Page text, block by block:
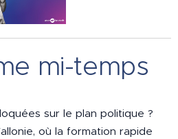
mi-temps
sur le plan politique ?
où la formation rapide